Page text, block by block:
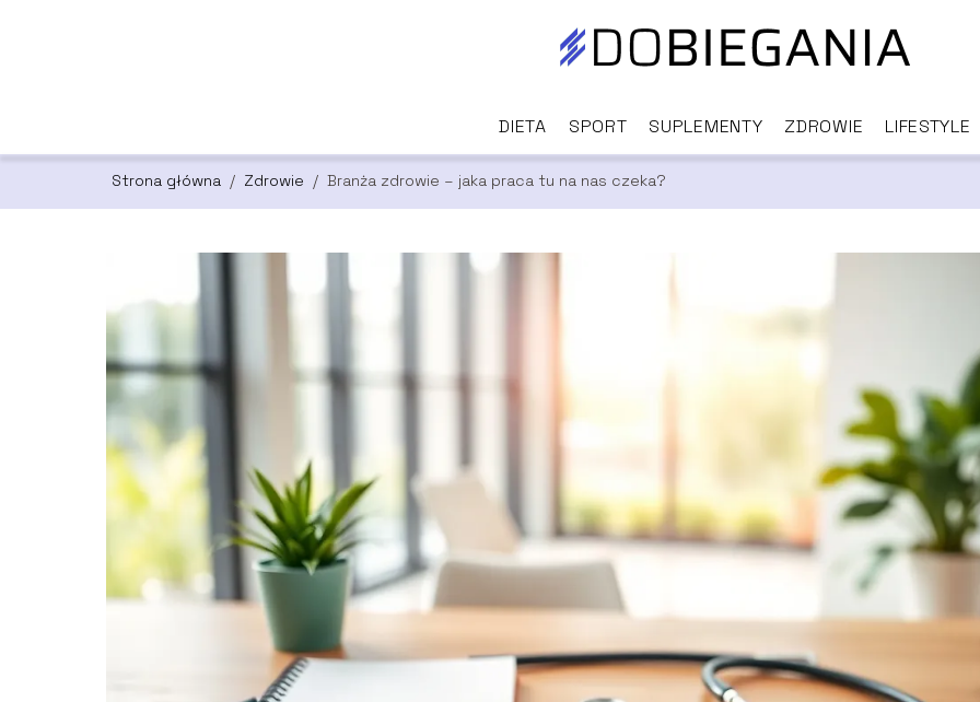
DIETA SPORT SUPLEMENTY ZDROWIE LIFESTYLE
Strona główna / Zdrowie / Branża zdrowie – jaka praca tu na nas czeka?